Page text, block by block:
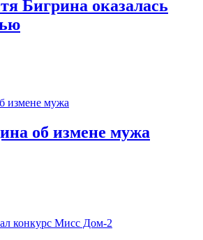
Бигрина оказалась
об измене мужа